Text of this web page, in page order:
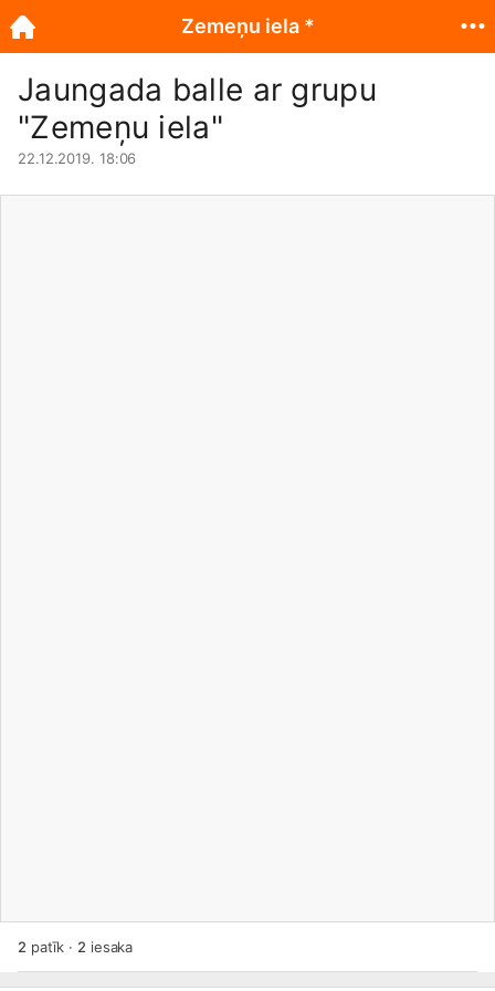
Jaungada balle ar grupu
"Zemeņu iela"
22.12.2019. 18:06
2 patīk · 2 iesaka
Zemeņu iela *